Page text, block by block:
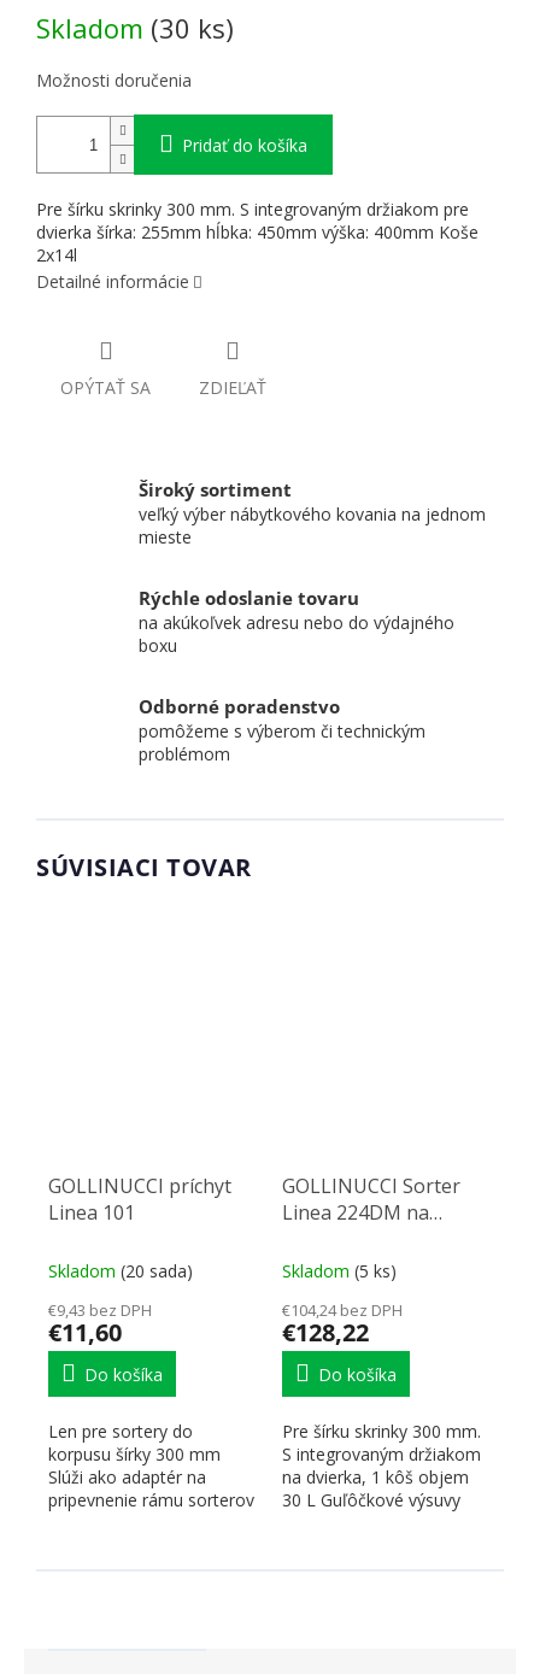
Skladom (30 ks)
Možnosti doručenia
Pridať do košíka
Pre šírku skrinky 300 mm. S integrovaným držiakom pre
dvierka šírka: 255mm hĺbka: 450mm výška: 400mm Koše
2x14l
Detailné informácie
OPÝTAŤ SA ZDIEĽAŤ
Široký sortiment
veľký výber nábytkového kovania na jednom
mieste
Rýchle odoslanie tovaru
na akúkoľvek adresu nebo do výdajného
boxu
Odborné poradenstvo
pomôžeme s výberom či technickým
problémom
SÚVISIACI TOVAR
GOLLINUCCI príchyt
Linea 101
Skladom (20 sada)
€9,43 bez DPH
€11,60
Do košíka
Len pre sortery do
korpusu šírky 300 mm
Slúži ako adaptér na
pripevnenie rámu sorterov
GOLLINUCCI Sorter
Linea 224DM na
Skladom (5 ks)
€104,24 bez DPH
€128,22
Do košíka
Pre šírku skrinky 300 mm.
S integrovaným držiakom
na dvierka, 1 kôš objem
30 L Guľôčkové výsuvy